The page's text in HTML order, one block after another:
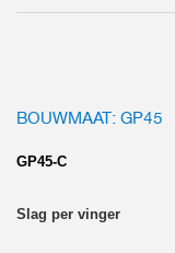
BOUWMAAT: GP45
GP45-C